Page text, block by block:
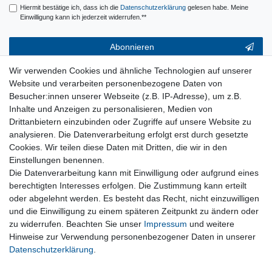
Hiermit bestätige ich, dass ich die Daten­schutz­erklärunggelesen habe. Meine
Einwilligung kann ich jederzeit widerrufen.**
Abonnieren
** Hierbei handelt es sich um ein Pflichtfeld.
Service & Hilfe
Kontakt
Warenkorb
Zur Kasse
Nützliches
Newsletter abmelden
Widerrufsformular
Vertrag Widerrufen
Rechtliches
Wir verwenden Cookies und ähnliche Technologien auf unserer
Website und verarbeiten personenbezogene Daten von
Besucher:innen unserer Webseite (z.B. IP-Adresse), um z.B.
Inhalte und Anzeigen zu personalisieren, Medien von
Drittanbietern einzubinden oder Zugriffe auf unsere Website zu
analysieren. Die Datenverarbeitung erfolgt erst durch gesetzte
Cookies. Wir teilen diese Daten mit Dritten, die wir in den
Einstellungen benennen.
Die Datenverarbeitung kann mit Einwilligung oder aufgrund eines
berechtigten Interesses erfolgen. Die Zustimmung kann erteilt
oder abgelehnt werden. Es besteht das Recht, nicht einzuwilligen
und die Einwilligung zu einem späteren Zeitpunkt zu ändern oder
zu widerrufen. Beachten Sie unser Impressum und weitere
Hinweise zur Verwendung personenbezogener Daten in unserer
Daten­schutz­erklärung